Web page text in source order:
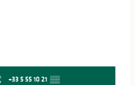
+33 5 55 10 21 ▒▒